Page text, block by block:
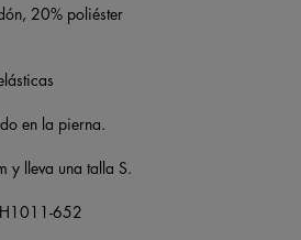
20% poliéster
en la pierna.
y lleva una talla S.
652